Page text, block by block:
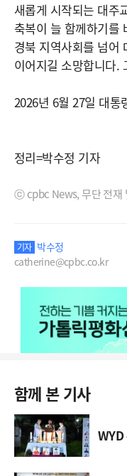
새롭게 시작되는 대주
축복이 늘 함께하기를
경북 지역사회를 넘어
이어지길 소망합니다.
2026년 6월 27일 대통
정리=박수정 기자
ⓒ cpbc News, 무단 전재
기자 박수정
catherine@cpbc.co.kr
함께 본 기사
WYD